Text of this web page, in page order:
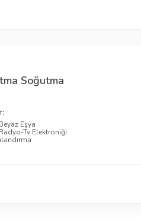
Soğutma
Beyaz Eşya
Radyo-Tv Elektroniği